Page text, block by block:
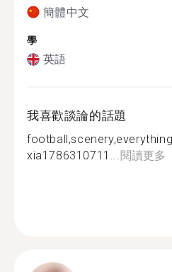
簡體中文
學
英語
我喜歡談論的話題
xia1786310711...閱讀更多